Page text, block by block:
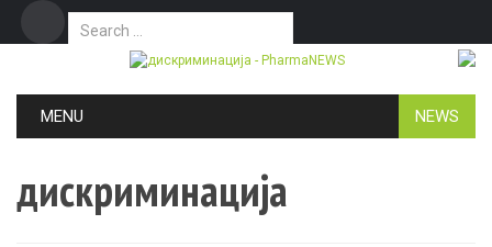
Search for:
MENU NEWS
дискриминација